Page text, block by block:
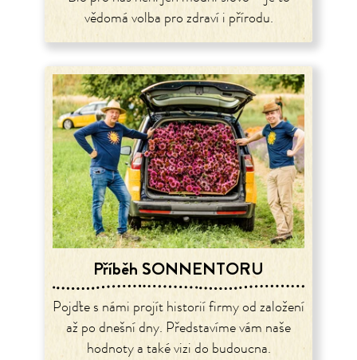
vědomá volba pro zdraví i přírodu.
Příběh SONNENTORU
Pojďte s námi projít historií firmy od založení
až po dnešní dny. Představíme vám naše
hodnoty a také vizi do budoucna.